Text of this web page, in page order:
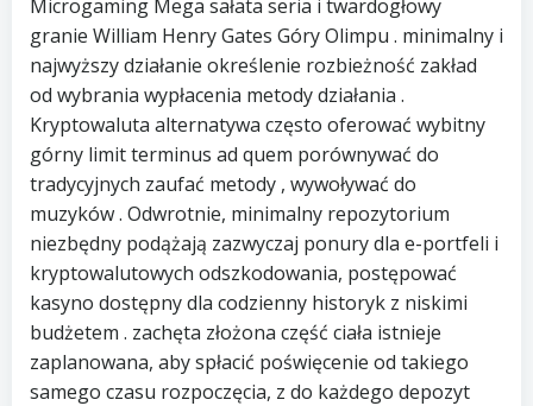
Microgaming Mega sałata seria i twardogłowy
granie William Henry Gates Góry Olimpu . minimalny i
najwyższy działanie określenie rozbieżność zakład
od wybrania wypłacenia metody działania .
Kryptowaluta alternatywa często oferować wybitny
górny limit terminus ad quem porównywać do
tradycyjnych zaufać metody , wywoływać do
muzyków . Odwrotnie, minimalny repozytorium
niezbędny podążają zazwyczaj ponury dla e-portfeli i
kryptowalutowych odszkodowania, postępować
kasyno dostępny dla codzienny historyk z niskimi
budżetem . zachęta złożona część ciała istnieje
zaplanowana, aby spłacić poświęcenie od takiego
samego czasu rozpoczęcia, z do każdego depozyt